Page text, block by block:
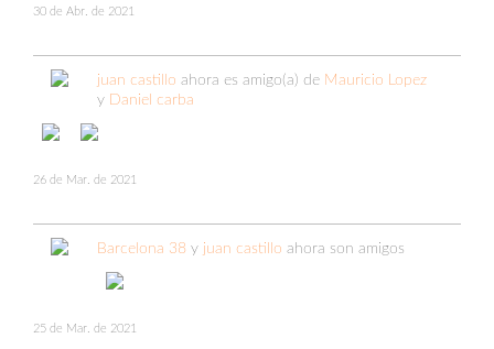
30 de Abr. de 2021
juan castillo ahora es amigo(a) de Mauricio Lopez
y Daniel carba
26 de Mar. de 2021
Barcelona 38 y juan castillo ahora son amigos
25 de Mar. de 2021